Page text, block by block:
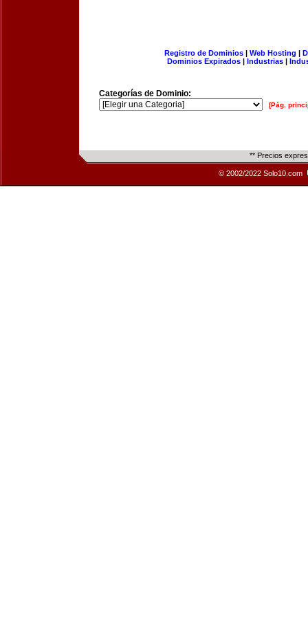
Registro de Dominios| Web Hosting |
Dominios Expirados | Industrias |
Categorías de Dominio:
[Pág.
** Precios
© 2002/2022 Solo10.com